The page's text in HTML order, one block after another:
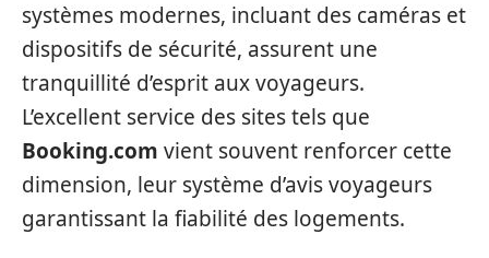
systèmes modernes, incluant des caméras et
dispositifs de sécurité, assurent une
tranquillité d’esprit aux voyageurs.
L’excellent service des sites tels que
Booking.com vient souvent renforcer cette
dimension, leur système d’avis voyageurs
garantissant la fiabilité des logements.